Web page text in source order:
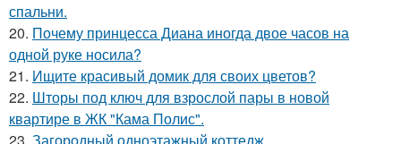
спальни.
20. Почему принцесса Диана иногда двое часов на
одной руке носила?
21. Ищите красивый домик для своих цветов?
22. Шторы под ключ для взрослой пары в новой
квартире в ЖК "Кама Полис".